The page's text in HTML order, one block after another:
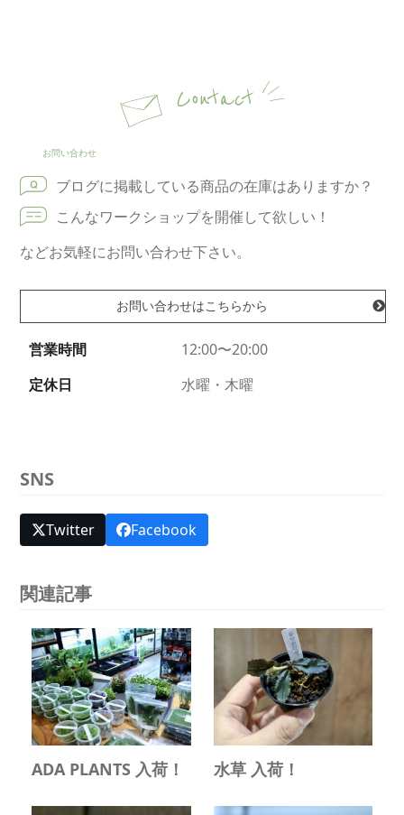
Contact
お問い合わせ
ブログに掲載している商品の在庫はありますか？
こんなワークショップを開催して欲しい！
などお気軽にお問い合わせ下さい。
お問い合わせはこちらから
営業時間
12:00〜20:00
定休日
水曜・木曜
SNS
Twitter Facebook
関連記事
ADA PLANTS 入荷！ 水草 入荷！